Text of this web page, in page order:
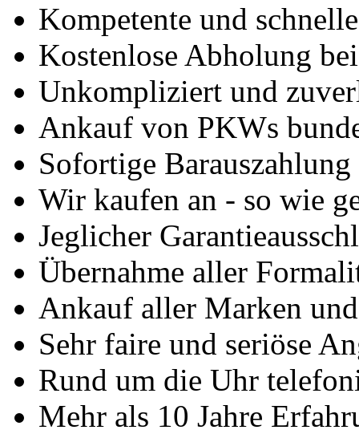
Kompetente und
Kostenlose Abholung
Unkompliziert und
Ankauf von PKWs
Sofortige
Wir kaufen an - so wie
Jeglicher
Übernahme aller
Ankauf aller Marken
Sehr faire und seriöse
Rund um die Uhr
Mehr als 10 Jahre